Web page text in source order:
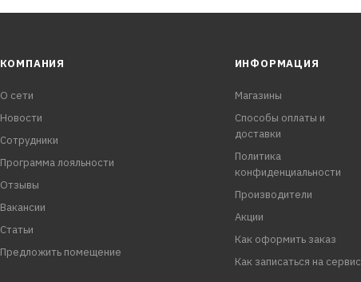
КОМПАНИЯ
О сети
Новости
Сотрудники
Программа лояльности
Отзывы
Вакансии
Статьи
Предложить помещение
ИНФОРМАЦИЯ
Магазины
Способы оплаты и
доставки
Политика
конфиденциальности
Производители
Акции
Как оформить заказ
Как записаться на сервис